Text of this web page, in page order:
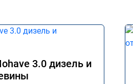
3.0 дизель и